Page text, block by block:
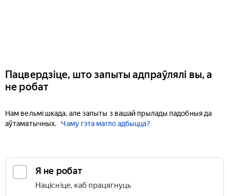
Пацвердзіце, што запыты адпраўлялі вы, а
не робат
Нам вельмі шкада, але запыты з вашай прылады падобныя да
аўтаматычных.
Чаму гэта магло адбыцца?
Я не робат
Націсніце, каб працягнуць